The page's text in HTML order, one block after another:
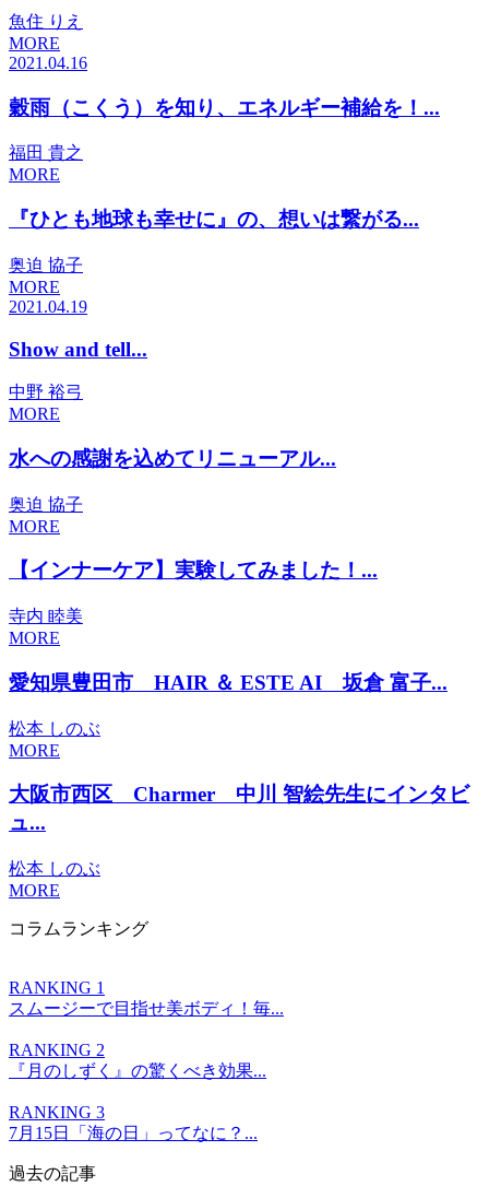
魚住 りえ
MORE
2021.04.16
穀雨（こくう）を知り、エネルギー補給を！...
福田 貴之
MORE
『ひとも地球も幸せに』の、想いは繋がる...
奥迫 協子
MORE
2021.04.19
Show and tell...
中野 裕弓
MORE
水への感謝を込めてリニューアル...
奥迫 協子
MORE
【インナーケア】実験してみました！...
寺内 睦美
MORE
愛知県豊田市 HAIR ＆ ESTE AI 坂倉 富子...
松本 しのぶ
MORE
大阪市西区 Charmer 中川 智絵先生にインタビ
ュ...
松本 しのぶ
MORE
コラムランキング
RANKING 1
スムージーで目指せ美ボディ！毎...
RANKING 2
『月のしずく』の驚くべき効果...
RANKING 3
7月15日「海の日」ってなに？...
過去の記事